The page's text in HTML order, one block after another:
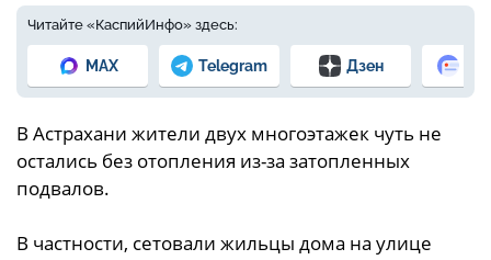
Читайте «КаспийИнфо» здесь:
MAX Telegram Дзен
В Астрахани жители двух многоэтажек чуть не
остались без отопления из-за затопленных
подвалов.
В частности, сетовали жильцы дома на улице